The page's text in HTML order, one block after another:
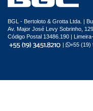
BGL - Bertoloto & Grotta Ltda. |
Av. Major José Levy Sobrinho,
Código Postal 13486.190 |
|
+55 (19)